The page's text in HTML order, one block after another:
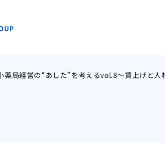
薬局経営の“あした”を考えるvol.8～賃上げと人